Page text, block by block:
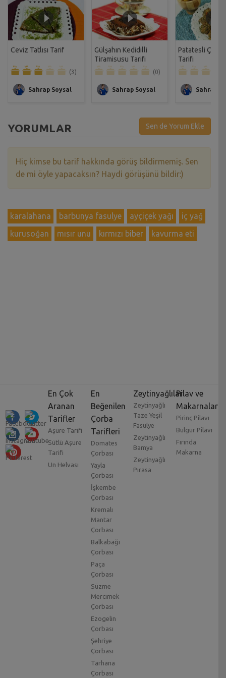
Ceviz Tatlısı Tarif
(3)
Sahrap Soysal
Gülşahın Kedidilli
Tiramisusu Tarifi
(0)
Sahrap Soysal
Patatesli Çıtır
Tarifi
Sahrap
YORUMLAR Sen de Yorum Ekle
Hiç kimse bu tarif hakkında görüş bildirmemiş. Sen
de mi öyle yapacaksın? Haydi görüşünü bildir:)
karalahana barbunya fasulye ayçiçek yağı
iç yağ
kurusoğan
mısır unu kırmızı biber kavurma eti
En Çok
Aranan
Tarifler
Aşure Tarifi
Sütlü Aşure
Tarifi
Un Helvası
En
Beğenilen
Çorba
Tarifleri
Domates
Çorbası
Yayla
Çorbası
İşkembe
Çorbası
Kremalı
Mantar
Çorbası
Balkabağı
Çorbası
Paça
Çorbası
Süzme
Mercimek
Çorbası
Ezogelin
Çorbası
Şehriye
Çorbası
Tarhana
Çorbası
Zeytinyağlılar
Zeytinyağlı
Taze Yeşil
Fasulye
Zeytinyağlı
Bamya
Zeytinyağlı
Pırasa
Pilav ve
Makarnalar
Pirinç Pilavı
Bulgur Pilavı
Fırında
Makarna